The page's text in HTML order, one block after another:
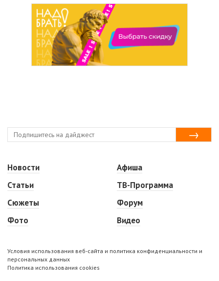
Новости
Статьи
Сюжеты
Фото
Афиша
ТВ-Программа
Форум
Видео
Условия использования веб-сайта и политика конфиденциальности и
персональных данных
Политика использования cookies